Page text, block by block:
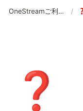
OneStreamご利用ガイド | 使い方の案内 /
❓